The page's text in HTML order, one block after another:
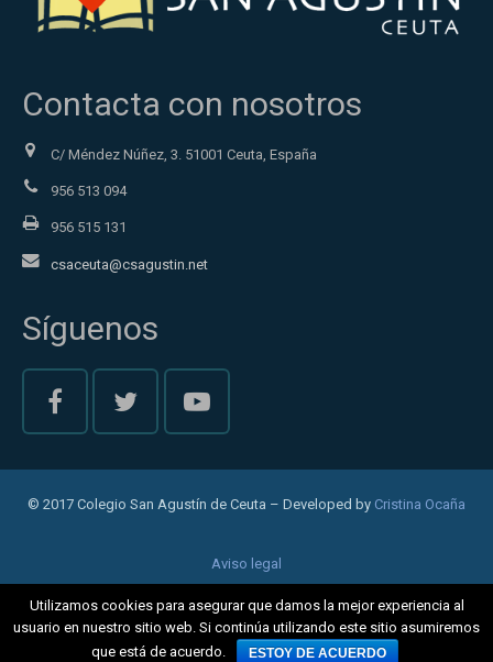
Contacta con nosotros
C/ Méndez Núñez, 3. 51001 Ceuta, España
956 513 094
956 515 131
csaceuta@csagustin.net
Síguenos
© 2017 Colegio San Agustín de Ceuta – Developed by Cristina Ocaña
Aviso legal
Política de privacidad
Cookies
Utilizamos cookies para asegurar que damos la mejor experiencia al
usuario en nuestro sitio web. Si continúa utilizando este sitio asumiremos
que está de acuerdo.
ESTOY DE ACUERDO